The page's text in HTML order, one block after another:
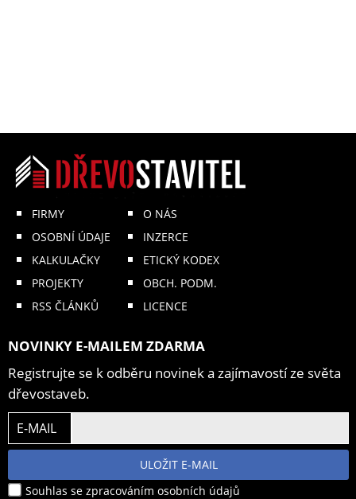
FIRMY
OSOBNÍ ÚDAJE
KALKULAČKY
PROJEKTY
RSS ČLÁNKŮ
O NÁS
INZERCE
ETICKÝ KODEX
OBCH. PODM.
LICENCE
NOVINKY E-MAILEM ZDARMA
Registrujte se k odběru novinek a zajímavostí ze světa
dřevostaveb.
E-MAIL
ULOŽIT E-MAIL
Souhlas se zpracováním osobních údajů